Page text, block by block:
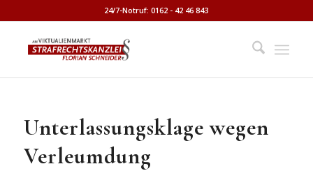
24/7-Notruf: 0162 - 42 46 843
Unterlassungsklage wegen
Verleumdung